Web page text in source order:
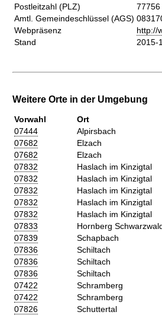
Postleitzahl (PLZ)
77756
Amtl. Gemeindeschlüssel (AGS)
Webpräsenz
http://
Stand
2015-
Weitere Orte in der Umgebung
Vorwahl
Ort
07444
Alpirsbach
07682
Elzach
07682
Elzach
07832
Haslach im Kinzigtal
07832
Haslach im Kinzigtal
07832
Haslach im Kinzigtal
07832
Haslach im Kinzigtal
07832
Haslach im Kinzigtal
07833
Hornberg
07839
Schapbach
07836
Schiltach
07836
Schiltach
07836
Schiltach
07422
Schramberg
07422
Schramberg
07826
Schuttertal